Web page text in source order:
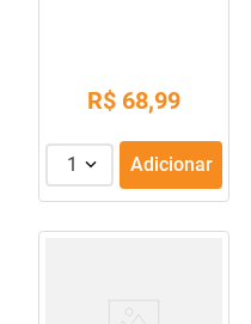
R$ 68,99
1 Adicionar